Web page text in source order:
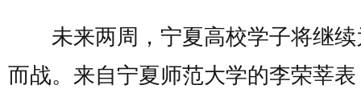
未来两周，宁夏高校学子将继续
而战。来自宁夏师范大学的李荣莘表